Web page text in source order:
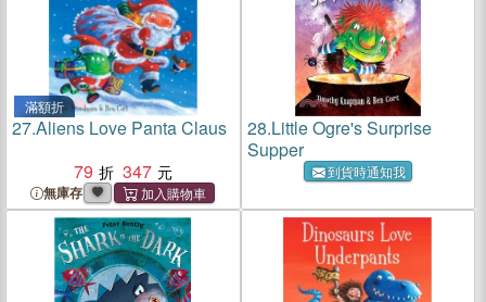
滿額折
27.Aliens Love Panta Claus
79
347
無庫存
28.Little Ogre's Surprise
Supper
到貨時通知我